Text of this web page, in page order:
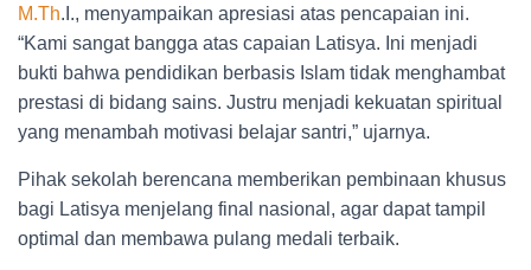
M.Th.I., menyampaikan apresiasi atas pencapaian ini.
“Kami sangat bangga atas capaian Latisya. Ini menjadi
bukti bahwa pendidikan berbasis Islam tidak menghambat
prestasi di bidang sains. Justru menjadi kekuatan spiritual
yang menambah motivasi belajar santri,” ujarnya.
Pihak sekolah berencana memberikan pembinaan khusus
bagi Latisya menjelang final nasional, agar dapat tampil
optimal dan membawa pulang medali terbaik.